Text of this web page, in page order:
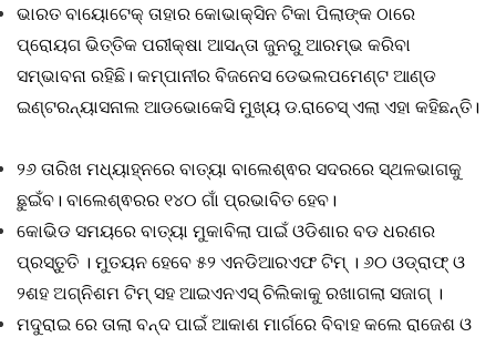
ଭାରତ ବାୟୋଟେକ୍‍ ତାହାର କୋଭାକ୍ସିନ ଟିକା ପିଲାଙ୍କ ଠାରେ
ପ୍ରୋୟଗ ଭିତ୍ତିକ ପରୀକ୍ଷା ଆସନ୍ତା ଜୁନରୁ ଆରମ୍ଭ କରିବା
ସମ୍ଭାବନା ରହିଛି। କମ୍ପାନୀର ବିଜନେସ ଡେଭଲପମେଣ୍ଟ ଆଣ୍ଡ
ଇଣ୍ଟରନ୍ୟାସନାଲ ଆଡଭୋକେସି ମୁଖ୍ୟ ଡ.ରାଚେସ୍‍ ଏଲା ଏହା କହିଛନ୍ତି।
୨୬ ତାରିଖ ମଧ୍ୟାହ୍ନରେ ବାତ୍ୟା ବାଲେଶ୍ଵର ସଦରରେ ସ୍ଥଳଭାଗକୁ
ଛୁଇଁବ। ବାଲେଶ୍ଵରର ୧୪୦ ଗାଁ ପ୍ରଭାବିତ ହେବ।
କୋଭିଡ ସମୟରେ ବାତ୍ୟା ମୁକାବିଲା ପାଇଁ ଓଡିଶାର ବଡ ଧରଣର
ପ୍ରସ୍ତୁତି । ମୁତୟନ ହେବେ ୫୨ ଏନଡିଆରଏଫ ଟିମ୍ । ୬୦ ଓଡ୍ରାଫ୍ ଓ
୨ଶହ ଅଗ୍ନିଶମ ଟିମ୍ ସହ ଆଇଏନଏସ୍ ଚିଲିକାକୁ ରଖାଗଲା ସଜାଗ୍ ।
ମଦୁରାଇ ରେ ତାଲା ବନ୍ଦ ପାଇଁ ଆକାଶ ମାର୍ଗରେ ବିବାହ କଲେ ରାଜେଶ ଓ